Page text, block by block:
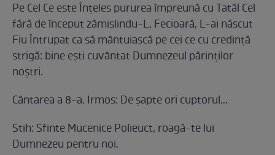
Pe Cel Ce este Înţeles pururea împreună cu Tatăl Cel
fără de început zămislindu-L, Fecioară, L-ai născut
Fiu Întrupat ca să mântuiască pe cei ce cu credinţă
strigă: bine eşti cuvântat Dumnezeul părinţilor
noştri.
Cântarea a 8-a. Irmos: De şapte ori cuptorul...
Stih: Sfinte Mucenice Polieuct, roagă-te lui
Dumnezeu pentru noi.